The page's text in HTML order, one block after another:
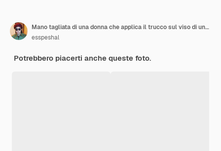
Mano tagliata di una donna che applica il trucco sul viso di una donna
esspeshal
Potrebbero piacerti anche queste foto.